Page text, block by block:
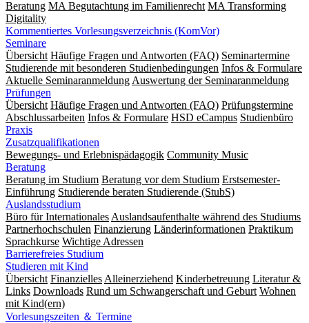
Beratung MA Begut­ach­tung im Fami­lien­recht MA Transforming
Digitality
Kommentiertes Vorlesungsverzeichnis (KomVor)
Seminare
Übersicht Häufige Fragen und Antworten (FAQ) Seminartermine
Studierende mit besonderen Studienbedingungen Infos & Formulare
Aktuelle Seminaranmeldung Auswertung der Seminaranmeldung
Prüfungen
Übersicht Häufige Fragen und Antworten (FAQ) Prüfungstermine
Abschlussarbeiten Infos & Formulare HSD eCampus Studienbüro
Praxis
Zusatzqualifikationen
Bewegungs- und Erlebnispädagogik Community Music
Beratung
Beratung im Studium Beratung vor dem Studium Erstsemester-
Einführung Studierende beraten Studierende (StubS)
Auslandsstudium
Büro für Internationales Auslandsaufenthalte während des Studiums
Partnerhochschulen Finanzierung Länderinformationen Praktikum
Sprachkurse Wichtige Adressen
Barrierefreies Studium
Studieren mit Kind
Übersicht Finanzielles Alleinerziehend Kinderbetreuung Literatur &
Links Downloads Rund um Schwangerschaft und Geburt Wohnen
mit Kind(ern)
Vorlesungszeiten ＆ Termine